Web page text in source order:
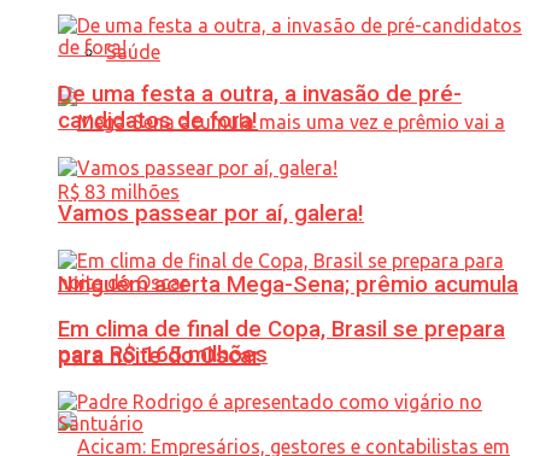
Saúde
Ninguém acerta Mega-Sena; prêmio acumula
para R$ 165 milhões
De uma festa a outra, a invasão de pré-
candidatos de fora!
Vamos passear por aí, galera!
Em clima de final de Copa, Brasil se prepara
para noite do Oscar